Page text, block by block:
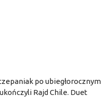
po ubiegłorocznym
Rajd Chile. Duet